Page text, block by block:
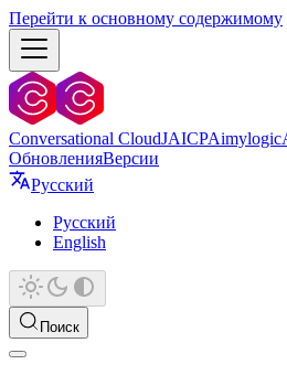
Перейти к основному содержимому
Conversational CloudJAICPAimylogic
ОбновленияВерсии
Русский
Русский
English
Поиск